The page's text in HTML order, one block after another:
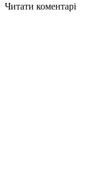
Читати коментарі